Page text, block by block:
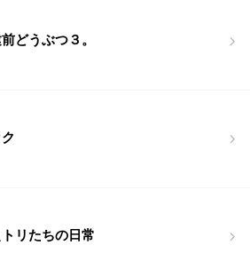
どうぶつ３。
リたちの日常